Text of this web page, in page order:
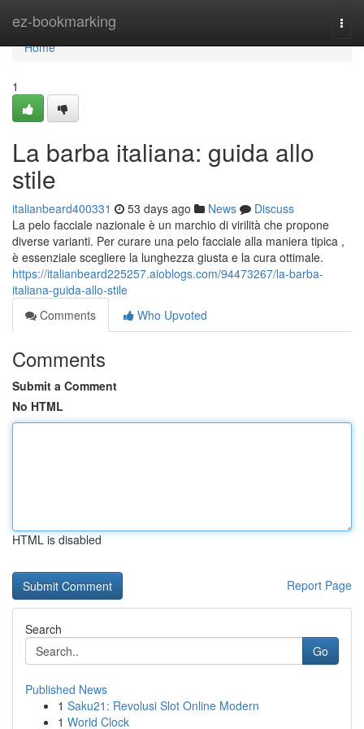
ez-bookmarking
Home
Home
1
La barba italiana: guida allo
stile
italianbeard400331 53 days ago News
Discuss
La pelo facciale nazionale è un marchio di virilità che propone
diverse varianti. Per curare una pelo facciale alla maniera tipica ,
è essenziale scegliere la lunghezza giusta e la cura ottimale.
https://italianbeard225257.aioblogs.com/94473267/la-barba-
italiana-guida-allo-stile
Comments
Who Upvoted
Comments
Submit a Comment
No HTML
HTML is disabled
Report Page
Search
Go
Published News
1 Saku21: Revolusi Slot Online Modern
1 World Clock